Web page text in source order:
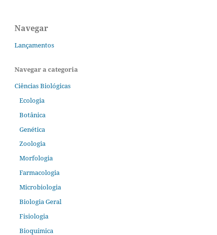
Navegar
Lançamentos
Navegar a categoria
Ciências Biológicas
Ecologia
Botânica
Genética
Zoologia
Morfologia
Farmacologia
Microbiologia
Biologia Geral
Fisiologia
Bioquímica